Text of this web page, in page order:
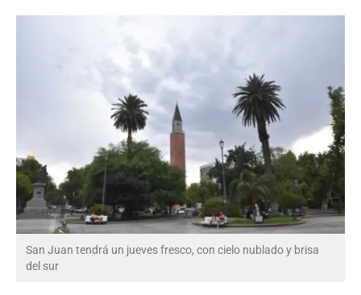
San Juan tendrá un jueves fresco, con cielo nublado y brisa
del sur